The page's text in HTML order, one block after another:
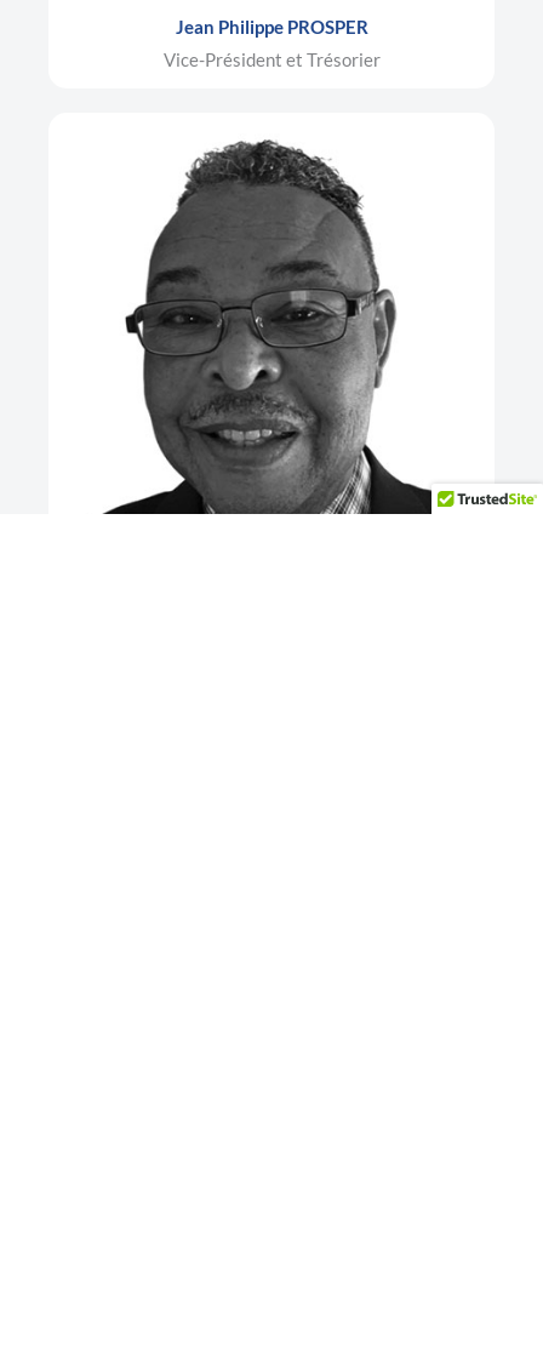
Jean Philippe PROSPER
Vice-Président et Trésorier